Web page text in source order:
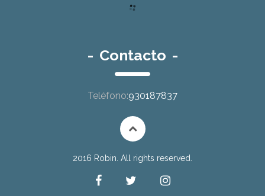
- Contacto -
Teléfono:930187837
2016 Robin. All rights reserved.